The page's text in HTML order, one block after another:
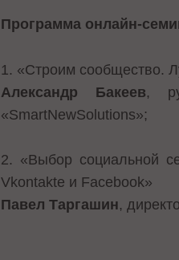
Программа онлайн-
1. «Строим сообщество.
Александр Бакеев,
«SmartNewSolutions»;
2. «Выбор социальной
Vkontakte и Facebook»
Павел Таргашин,